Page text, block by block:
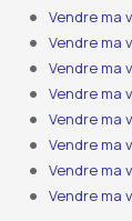
Vendre ma
Vendre ma
Vendre ma
Vendre ma
Vendre ma
Vendre ma
Vendre ma
Vendre ma